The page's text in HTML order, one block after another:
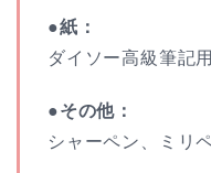
●紙：
ダイソー高級筆記
●その他：
シャーペン、ミリ